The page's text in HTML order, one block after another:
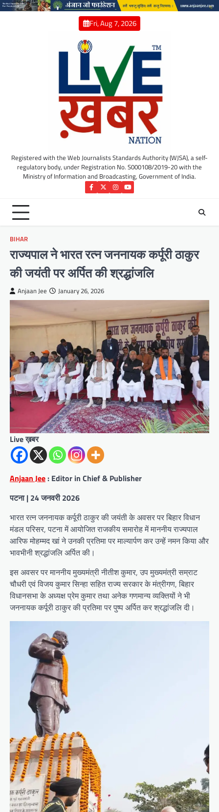
Skip
Fri, Aug 7, 2026
Registered with the Web Journalists Standards Authority (WJSA), a self-
regulatory body, under Registration No. S000108/2019-20 with the
Ministry of Information and Broadcasting, Government of India.
Facebook
TwitterInstagram
YouTube
BIHAR
राज्यपाल ने भारत रत्न जननायक कर्पूरी ठाकुर
की जयंती पर अर्पित की श्रद्धांजलि
Anjaan Jee January 26, 2026
Live ख़बर
Anjaan Jee : Editor in Chief & Publisher
पटना | 24 जनवरी 2026
भारत रत्न जननायक कर्पूरी ठाकुर की जयंती के अवसर पर बिहार विधान
मंडल परिसर, पटना में आयोजित राजकीय समारोह में माननीय राज्यपाल
आरिफ मोहम्मद खां ने उनकी प्रतिमा पर माल्यार्पण कर उन्हें नमन किया और
भावभीनी श्रद्धांजलि अर्पित की।
इस अवसर पर माननीय मुख्यमंत्री नीतीश कुमार, उप मुख्यमंत्री सम्राट
चौधरी एवं विजय कुमार सिन्हा सहित राज्य सरकार के मंत्रीगण, बिहार
विधानसभा के अध्यक्ष प्रेम कुमार तथा अनेक गणमान्य व्यक्तियों ने भी
जननायक कर्पूरी ठाकुर की प्रतिमा पर पुष्प अर्पित कर श्रद्धांजलि दी।